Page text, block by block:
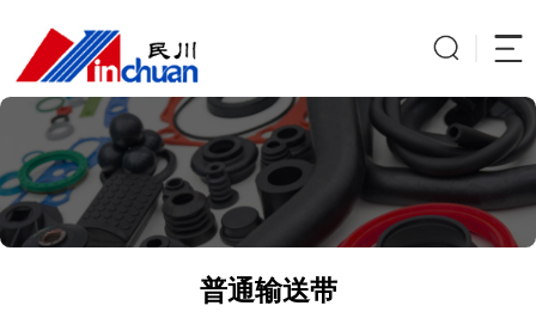
普通输送带